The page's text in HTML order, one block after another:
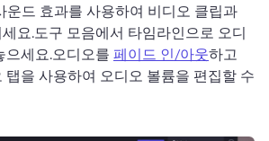
운드 효과를 사용하여 비디오 클립과
요.도구 모음에서 타임라인으로 오디
으세요.오디오를 페이드 인/아웃하고
탭을 사용하여 오디오 볼륨을 편집할 수